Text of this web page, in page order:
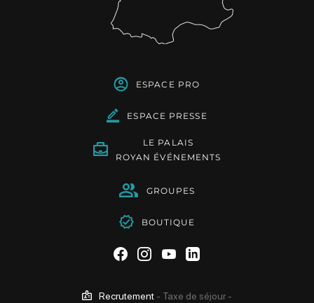
ESPACE PRO
ESPACE PRESSE
LE PALAIS
ROYAN ÉVÉNEMENTS
GROUPES
BOUTIQUE
Suivez-nous sur Facebook
Suivez-nous sur
Suivez-nous sur
Suivez-nous sur
Recrutement - Taxe de séjour -